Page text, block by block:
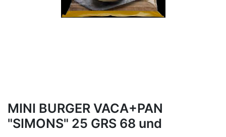
MINI BURGER VACA+PAN
"SIMONS" 25 GRS 68 und